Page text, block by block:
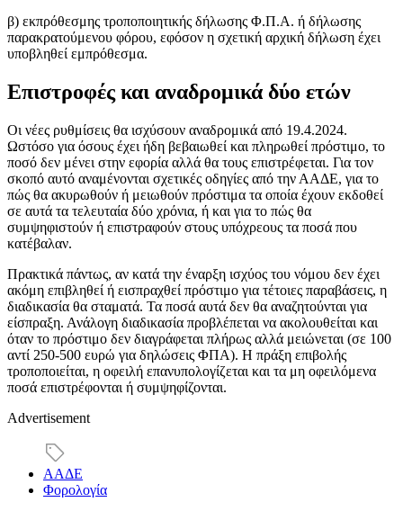
β) εκπρόθεσμης τροποποιητικής δήλωσης Φ.Π.Α. ή δήλωσης
παρακρατούμενου φόρου, εφόσον η σχετική αρχική δήλωση έχει
υποβληθεί εμπρόθεσμα.
Επιστροφές και αναδρομικά δύο ετών
Οι νέες ρυθμίσεις θα ισχύσουν αναδρομικά από 19.4.2024.
Ωστόσο για όσους έχει ήδη βεβαιωθεί και πληρωθεί πρόστιμο, το
ποσό δεν μένει στην εφορία αλλά θα τους επιστρέφεται. Για τον
σκοπό αυτό αναμένονται σχετικές οδηγίες από την ΑΑΔΕ, για το
πώς θα ακυρωθούν ή μειωθούν πρόστιμα τα οποία έχουν εκδοθεί
σε αυτά τα τελευταία δύο χρόνια, ή και για το πώς θα
συμψηφιστούν ή επιστραφούν στους υπόχρεους τα ποσά που
κατέβαλαν.
Πρακτικά πάντως, αν κατά την έναρξη ισχύος του νόμου δεν έχει
ακόμη επιβληθεί ή εισπραχθεί πρόστιμο για τέτοιες παραβάσεις, η
διαδικασία θα σταματά. Τα ποσά αυτά δεν θα αναζητούνται για
είσπραξη. Ανάλογη διαδικασία προβλέπεται να ακολουθείται και
όταν το πρόστιμο δεν διαγράφεται πλήρως αλλά μειώνεται (σε 100
αντί 250-500 ευρώ για δηλώσεις ΦΠΑ). Η πράξη επιβολής
τροποποιείται, η οφειλή επανυπολογίζεται και τα μη οφειλόμενα
ποσά επιστρέφονται ή συμψηφίζονται.
Advertisement
ΑΑΔΕ
Φορολογία